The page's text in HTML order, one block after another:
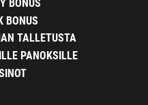
BONUS
BONUS
TALLETUSTA
PANOKSILLE